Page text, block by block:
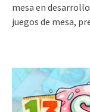
mesa en
juegos de mesa,